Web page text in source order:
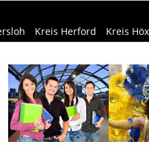
Kreis Herford Kreis